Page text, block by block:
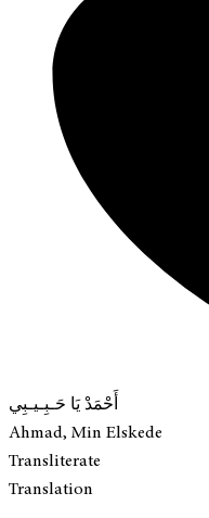
أَحْمَدْ يَا حَـبِـيـبِي
Ahmad, Min Elskede
Transliterate
Translation